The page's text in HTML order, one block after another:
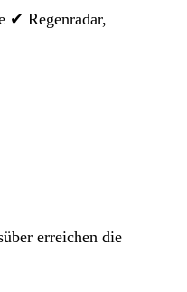
✔ Regenradar,
erreichen die